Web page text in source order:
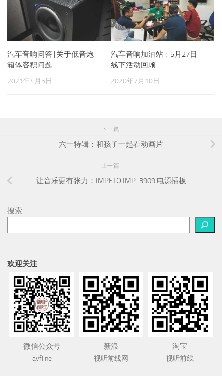
汽车音响问答 | 关于低音炮
箱体容积问题
2021年4月5日
汽车音响加油站：5月27日
线下活动回顾
2020年7月10日
下一篇
六一特辑：和孩子一起看动画片
上一篇
让音乐更有张力：IMPETO IMP-3909 电源插板
搜索
欢迎关注
微信公众号
avfline
新浪
视听前线网
淘宝
视听前线